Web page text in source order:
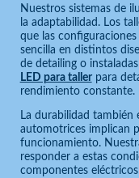
Nuestros sistemas de
la adaptabilidad. Los
que las
sencilla en distintos
de detailing o
LED para tallerpara
rendimiento constante.
La durabilidad también
automotrices implican
funcionamiento.
responder a estas
componentes